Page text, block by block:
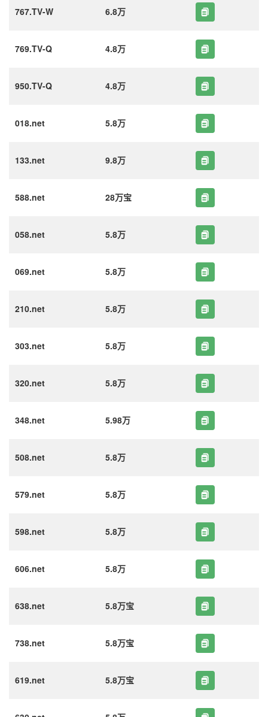
767.TV-W 6.8万
769.TV-Q 4.8万
950.TV-Q 4.8万
018.net 5.8万
133.net 9.8万
588.net 28万宝
058.net 5.8万
069.net 5.8万
210.net 5.8万
303.net 5.8万
320.net 5.8万
348.net 5.98万
508.net 5.8万
579.net 5.8万
598.net 5.8万
606.net 5.8万
638.net 5.8万宝
738.net 5.8万宝
619.net 5.8万宝